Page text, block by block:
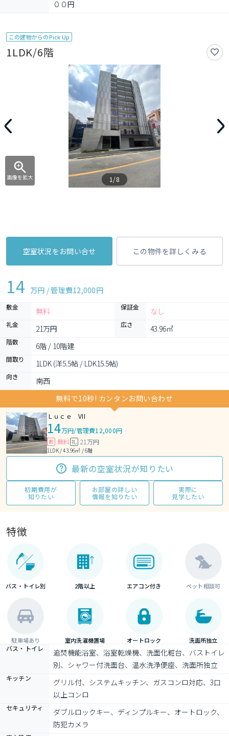
００円
この建物からのPick Up
1LDK/6階
画像を拡大 1/8
空室状況をお問い合せ この物件を詳しくみる
14 万円 / 管理費12,000円
敷金 無料 保証金 なし
礼金 21万円 広さ 43.96㎡
階数 6階 / 10階建
間取り 1LDK (洋5.5帖 / LDK15.5帖)
向き
南西
無料で10秒! カンタンお問い合わせ
Ｌｕｃｅ VII
14万円/管理費12,000円
敷 無料 礼 21万円
1LDK / 43.96㎡ / 6階
最新の空室状況が知りたい
初期費用が
知りたい
お部屋の詳しい
情報を知りたい
実際に
見学したい
特徴
バス・トイレ別 2階以上 エアコン付き ペット相談可
駐車場あり 室内洗濯機置場 オートロック 洗面所独立
バス・トイレ
追焚機能浴室、浴室乾燥機、洗面化粧台、バストイレ
別、シャワー付洗面台、温水洗浄便座、洗面所独立
キッチン
グリル付、システムキッチン、ガスコンロ対応、3口
以上コンロ
セキュリティ
ダブルロックキー、ディンプルキー、オートロック、
防犯カメラ